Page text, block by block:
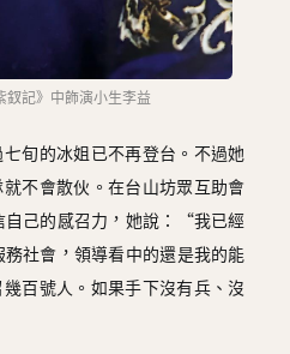
釵記》中飾演小生李益
旬的冰姐已不再登台。不過她
不會散伙。在台山坊眾互助會
自己的感召力，她說：“我已經
社會，領導看中的還是我的能
百號人。如果手下沒有兵、沒